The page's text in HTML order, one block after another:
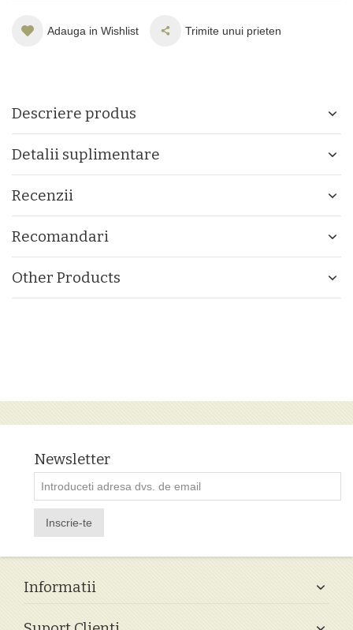
Adauga in Wishlist Trimite unui prieten
Descriere produs
Detalii suplimentare
Recenzii
Recomandari
Other Products
Newsletter
Inscrie-te
Informatii